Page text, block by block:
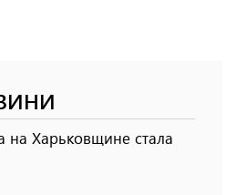
на Харьковщине стала